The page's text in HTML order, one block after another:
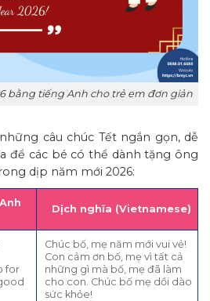
bằng tiếng Anh cho trẻ em đơn giản
câu chúc Tết ngắn gọn, dễ
để các bé có thể dành tặng ông
dịp năm mới 2026:
Dịch nghĩa (Vietnamese)
for
Chúc bố, mẹ năm mới vui vẻ!
Con cảm ơn bố, mẹ vì tất cả
những gì mà bố, mẹ đã làm
cho con. Chúc bố mẹ dồi dào
sức khỏe!